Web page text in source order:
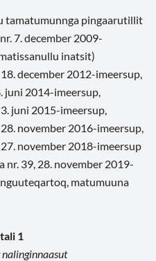
tamatumunnga pingaarutillit
7. december 2009-
inatsit)
december 2012-imeersup,
juni 2014-imeersup,
juni 2015-imeersup,
november 2016-imeersup,
november 2018-imeersup
39, 28. november 2019-
matumuuna
1